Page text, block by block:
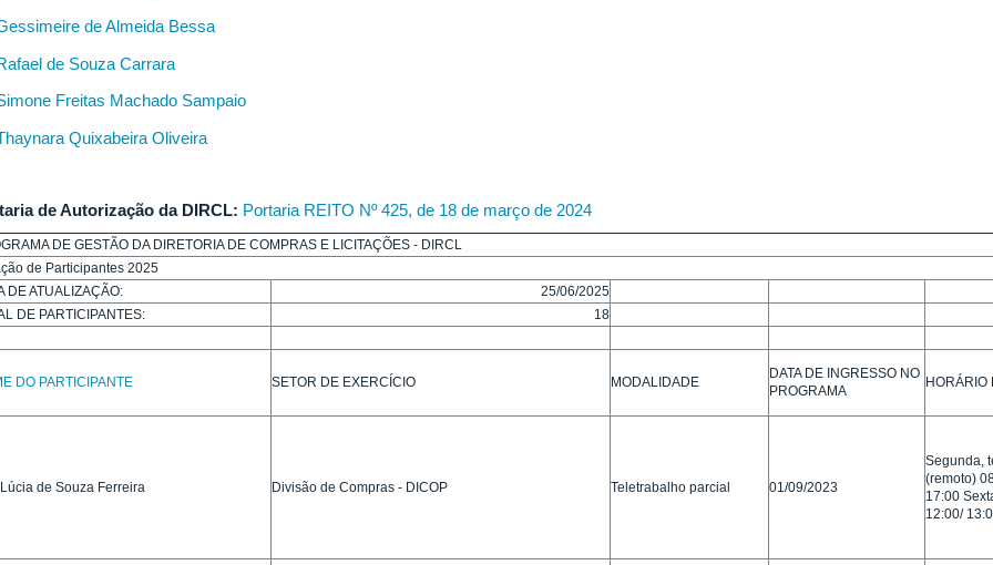
de Almeida Bessa
de Souza Carrara
Freitas Machado Sampaio
Quixabeira Oliveira
de Autorização da DIRCL: Portaria REITO Nº 425, de 18 de março de 2024
DE GESTÃO DA DIRETORIA DE COMPRAS E LICITAÇÕES - DIRCL
de Participantes 2025
DE ATUALIZAÇÃO:
25/06/2025
DE PARTICIPANTES:
18
DO PARTICIPANTE SETOR DE EXERCÍCIO MODALIDADE
DATA DE INGRESSO NO
PROGRAMA
HORÁRIO
de Souza Ferreira Divisão de Compras - DICOP Teletrabalho parcial 01/09/2023
Segunda,
(remoto)
17:00
12:00/